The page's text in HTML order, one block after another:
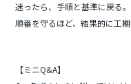
迷ったら、手順と基準に戻る
順番を守るほど、結果的に工期
【ミニQ&A】